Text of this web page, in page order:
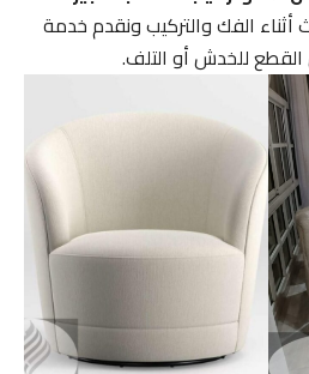
الفك والتركيب ونقدم خدمة
للخدش أو التلف.